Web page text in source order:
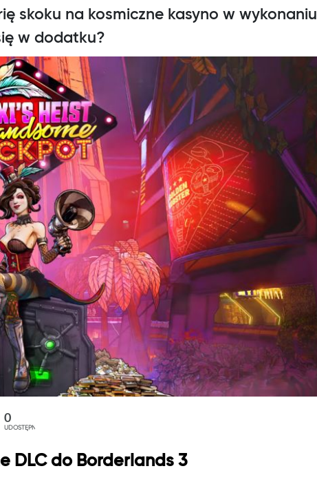
skoku na kosmiczne kasyno w wykonaniu
w dodatku?
0
UDOSTĘPNIEŃ
DLC do Borderlands 3